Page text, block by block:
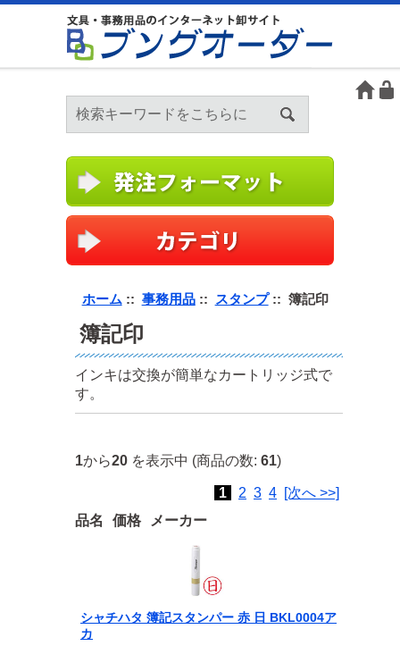
ホーム :: 事務用品:: スタンプ:: 簿記印
簿記印
インキは交換が簡単なカートリッジ式で
す。
1から20 を表示中 (商品の数: 61)
1 2 3 4 [次へ >>]
品名
価格 メーカー
シャチハタ 簿記スタンパー 赤 日 BKL0004ア
カ